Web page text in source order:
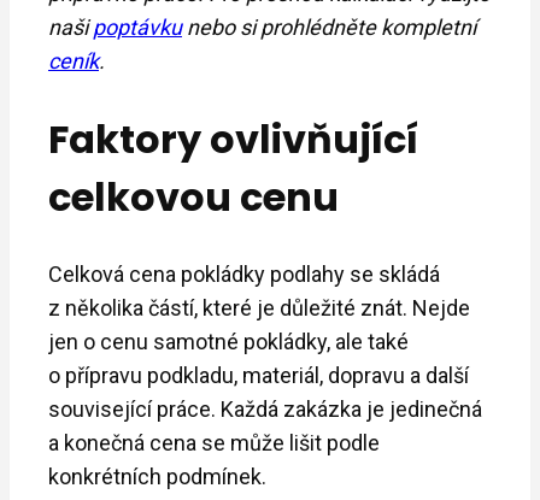
našipoptávkunebo si prohlédněte kompletní
ceník.
Faktory ovlivňující
celkovou cenu
Celková cena pokládky podlahy se skládá
z několika částí, které je důležité znát. Nejde
jen o cenu samotné pokládky, ale také
o přípravu podkladu, materiál, dopravu a další
související práce. Každá zakázka je jedinečná
a konečná cena se může lišit podle
konkrétních podmínek.